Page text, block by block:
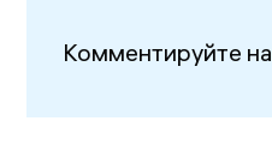
Комментируйте